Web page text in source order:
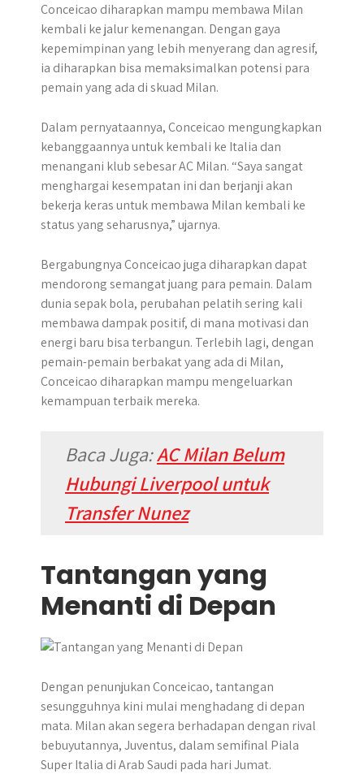
Conceicao diharapkan mampu membawa Milan
kembali ke jalur kemenangan. Dengan gaya
kepemimpinan yang lebih menyerang dan agresif,
ia diharapkan bisa memaksimalkan potensi para
pemain yang ada di skuad Milan.
Dalam pernyataannya, Conceicao mengungkapkan
kebanggaannya untuk kembali ke Italia dan
menangani klub sebesar AC Milan. “Saya sangat
menghargai kesempatan ini dan berjanji akan
bekerja keras untuk membawa Milan kembali ke
status yang seharusnya,” ujarnya.
Bergabungnya Conceicao juga diharapkan dapat
mendorong semangat juang para pemain. Dalam
dunia sepak bola, perubahan pelatih sering kali
membawa dampak positif, di mana motivasi dan
energi baru bisa terbangun. Terlebih lagi, dengan
pemain-pemain berbakat yang ada di Milan,
Conceicao diharapkan mampu mengeluarkan
kemampuan terbaik mereka.
Baca Juga:AC Milan Belum
Hubungi Liverpool untuk
Transfer Nunez
Tantangan yang
Menanti di Depan
Dengan penunjukan Conceicao, tantangan
sesungguhnya kini mulai menghadang di depan
mata. Milan akan segera berhadapan dengan rival
bebuyutannya, Juventus, dalam semifinal Piala
Super Italia di Arab Saudi pada hari Jumat.